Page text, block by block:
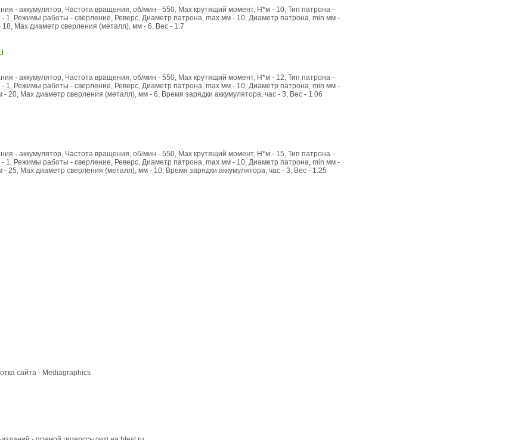
- аккумулятор, Частота вращения, об/мин - 550, Max крутящий момент, Н*м - 10, Тип патрона -
1, Режимы работы - сверление, Реверс, Диаметр патрона, max мм - 10, Диаметр патрона, min мм -
Max диаметр сверления (металл), мм - 6, Вес - 1.7
- аккумулятор, Частота вращения, об/мин - 550, Max крутящий момент, Н*м - 12, Тип патрона -
1, Режимы работы - сверление, Реверс, Диаметр патрона, max мм - 10, Диаметр патрона, min мм -
20, Max диаметр сверления (металл), мм - 6, Время зарядки аккумулятора, час - 3, Вес - 1.06
- аккумулятор, Частота вращения, об/мин - 550, Max крутящий момент, Н*м - 15, Тип патрона -
1, Режимы работы - сверление, Реверс, Диаметр патрона, max мм - 10, Диаметр патрона, min мм -
25, Max диаметр сверления (металл), мм - 10, Время зарядки аккумулятора, час - 3, Вес - 1.25
сайта - Mediagraphics